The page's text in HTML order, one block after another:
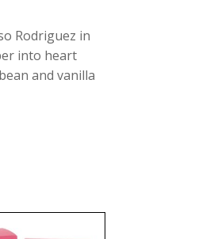
Rodriguez in
into heart
and vanilla